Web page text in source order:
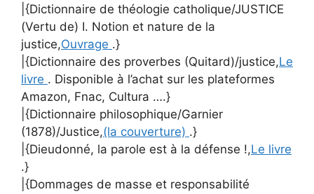
|{Dictionnaire de théologie catholique/JUSTICE
(Vertu de) I. Notion et nature de la
justice,Ouvrage .}
|{Dictionnaire des proverbes (Quitard)/justice,Le
livre . Disponible à l’achat sur les plateformes
Amazon, Fnac, Cultura ….}
|{Dictionnaire philosophique/Garnier
(1878)/Justice,(la couverture) .}
|{Dieudonné, la parole est à la défense !,Le livre
.}
|{Dommages de masse et responsabilité